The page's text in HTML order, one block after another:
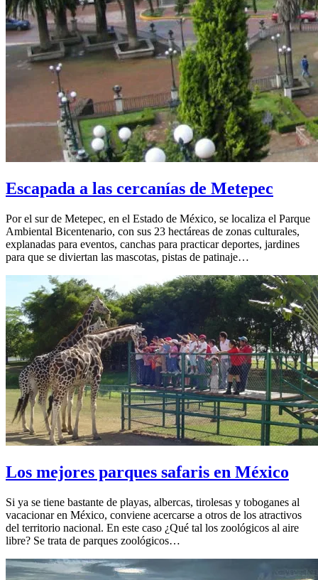
Escapada a las cercanías de Metepec
Por el sur de Metepec, en el Estado de México, se localiza el Parque
Ambiental Bicentenario, con sus 23 hectáreas de zonas culturales,
explanadas para eventos, canchas para practicar deportes, jardines
para que se diviertan las mascotas, pistas de patinaje…
Los mejores parques safaris en México
Si ya se tiene bastante de playas, albercas, tirolesas y toboganes al
vacacionar en México, conviene acercarse a otros de los atractivos
del territorio nacional. En este caso ¿Qué tal los zoológicos al aire
libre? Se trata de parques zoológicos…